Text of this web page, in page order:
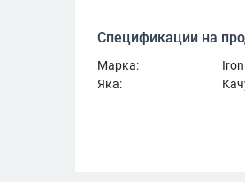
Спецификации на
Марка:
Яка: